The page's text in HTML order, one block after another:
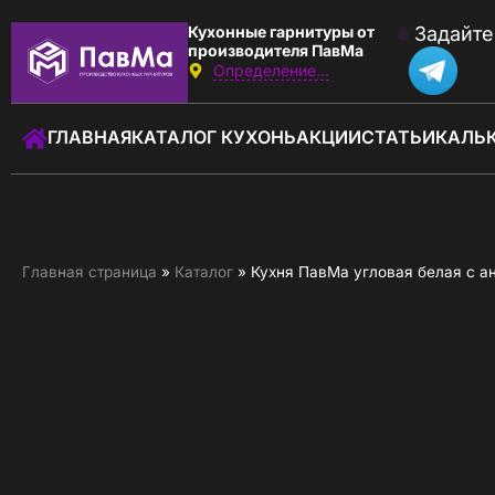
Кухонные гарнитуры от
производителя ПавМа
Определение...
ГЛАВНАЯКАТАЛОГ КУХОНЬАКЦИИСТАТЬИ
Главная страница » Каталог » Кухня ПавМа угловая белая с
+7 (930) 762-01-01
Заказать звонок
КАТАЛОГ КУХОНЬ